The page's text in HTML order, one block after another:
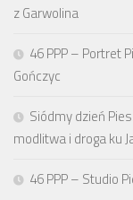
z Garwolina
46 PPP – Portret
Gończyc
Siódmy dzień
modlitwa i droga ku
46 PPP – Studio